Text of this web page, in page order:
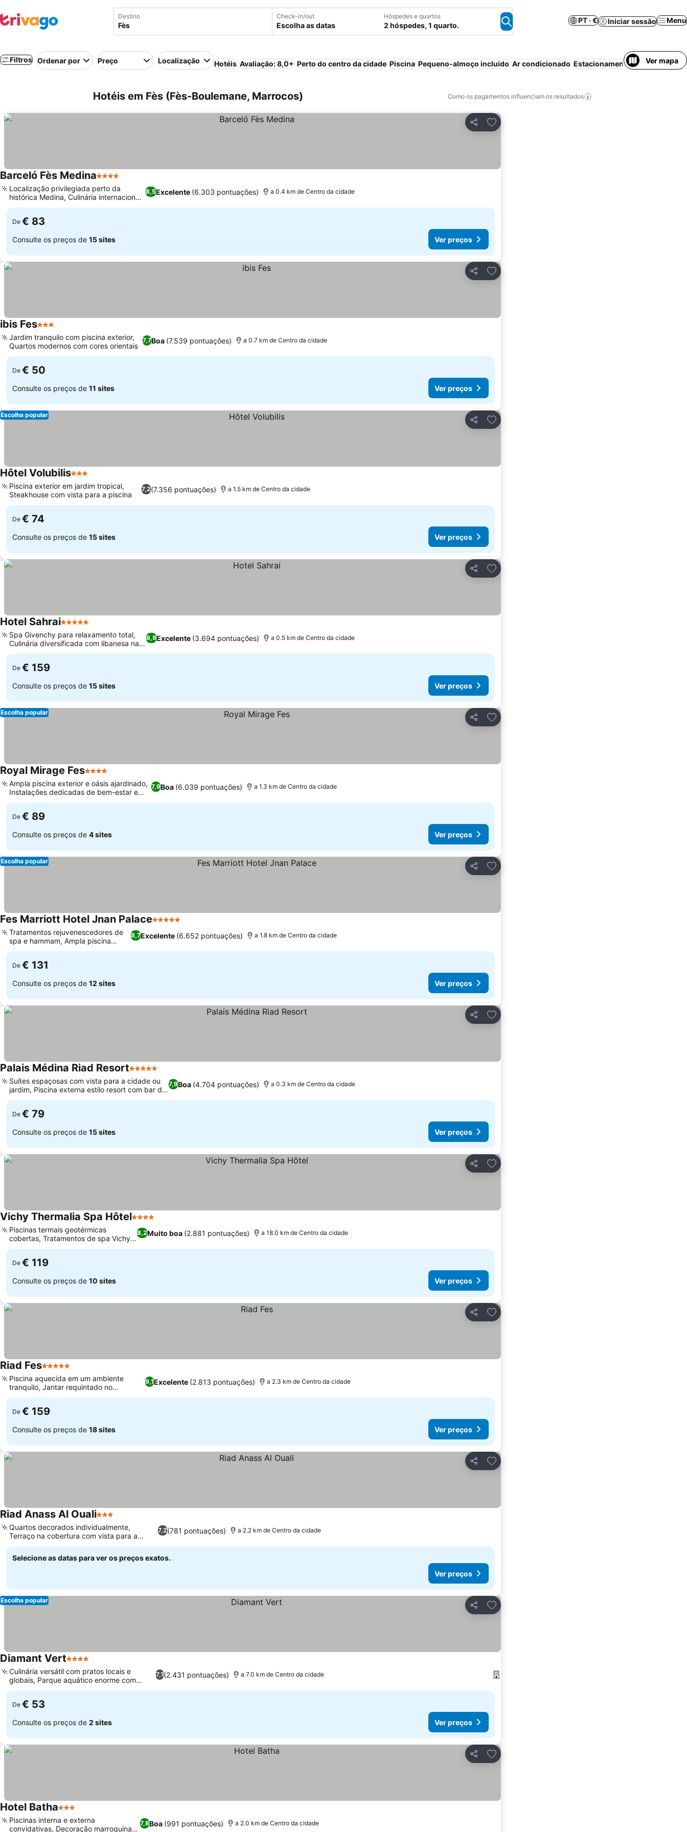
Destino Check-in/out
Escolha as datas
Hóspedes e quartos
2 hóspedes, 1 quarto.
PT · € Iniciar sessão Menu
Filtros Ordenar por Preço Localização Hotéis Avaliação: 8,0+ Perto do centro da cidade Piscina Pequeno-almoço incluído Ar condicionado Estacionamento Aparthotel
Ver mapa
Hotéis em Fès (Fès-Boulemane, Marrocos) Como os pagamentos influenciam os resultados
Partilhar
Adicionar aos favoritos
Barceló Fès Medina4 Estrelas
8,5Excelente (6.303 pontuações)
Localização privilegiada perto da
histórica Medina, Culinária internacional
e marroquina
a 0.4 km de Centro da cidade
De € 83
Consulte os preços de 15 sites Ver preços
Partilhar
Adicionar aos favoritos
ibis Fes3 Estrelas
7,7Boa (7.539 pontuações)
Jardim tranquilo com piscina exterior,
Quartos modernos com cores orientais
a 0.7 km de Centro da cidade
De € 50
Consulte os preços de 11 sites Ver preços
Partilhar
Adicionar aos favoritos
Escolha popular
Hôtel Volubilis3 Estrelas
7,2(7.356 pontuações)
Piscina exterior em jardim tropical,
Steakhouse com vista para a piscina
a 1.5 km de Centro da cidade
De € 74
Consulte os preços de 15 sites Ver preços
Partilhar
Adicionar aos favoritos
Hotel Sahrai5 Estrelas
8,9Excelente (3.694 pontuações)
Spa Givenchy para relaxamento total,
Culinária diversificada com libanesa na
cobertura
a 0.5 km de Centro da cidade
De € 159
Consulte os preços de 15 sites Ver preços
Partilhar
Adicionar aos favoritos
Escolha popular
Royal Mirage Fes4 Estrelas
7,9Boa (6.039 pontuações)
Ampla piscina exterior e oásis ajardinado,
Instalações dedicadas de bem-estar e
spa
a 1.3 km de Centro da cidade
De € 89
Consulte os preços de 4 sites Ver preços
Partilhar
Adicionar aos favoritos
Escolha popular
Fes Marriott Hotel Jnan Palace5 Estrelas
8,7Excelente (6.652 pontuações)
Tratamentos rejuvenescedores de
spa e hammam, Ampla piscina
exterior
a 1.8 km de Centro da cidade
De € 131
Consulte os preços de 12 sites Ver preços
Partilhar
Adicionar aos favoritos
Palais Médina Riad Resort5 Estrelas
7,9Boa (4.704 pontuações)
Suítes espaçosas com vista para a cidade ou
jardim, Piscina externa estilo resort com bar de
petiscos
a 0.3 km de Centro da cidade
De € 79
Consulte os preços de 15 sites Ver preços
Partilhar
Adicionar aos favoritos
Vichy Thermalia Spa Hôtel4 Estrelas
8,2Muito boa (2.881 pontuações)
Piscinas termais geotérmicas
cobertas, Tratamentos de spa Vichy
Laboratoires
a 18.0 km de Centro da cidade
De € 119
Consulte os preços de 10 sites Ver preços
Partilhar
Adicionar aos favoritos
Riad Fes5 Estrelas
9,1Excelente (2.813 pontuações)
Piscina aquecida em um ambiente
tranquilo, Jantar requintado no
restaurante l’Ambre
a 2.3 km de Centro da cidade
De € 159
Consulte os preços de 18 sites Ver preços
Partilhar
Adicionar aos favoritos
Riad Anass Al Ouali3 Estrelas
7,2(781 pontuações)
Quartos decorados individualmente,
Terraço na cobertura com vista para a
medina
a 2.2 km de Centro da cidade
Selecione as datas para ver os preços exatos.
Ver preços
Partilhar
Adicionar aos favoritos
Escolha popular
Diamant Vert4 Estrelas
7,1(2.431 pontuações)
Culinária versátil com pratos locais e
globais, Parque aquático enorme com
toboáguas
a 7.0 km de Centro da cidade
De € 53
Consulte os preços de 2 sites Ver preços
Partilhar
Adicionar aos favoritos
Hotel Batha3 Estrelas
7,8Boa (991 pontuações)
Piscinas interna e externa
convidativas, Decoração marroquina
a 2.0 km de Centro da cidade